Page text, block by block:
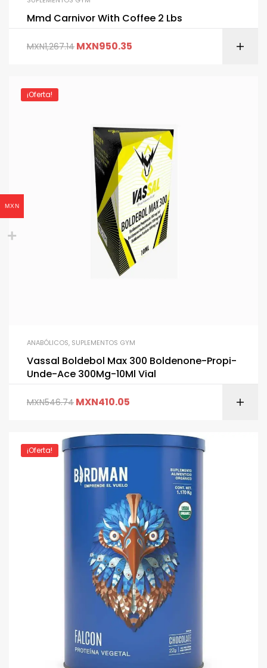
Mmd Carnivor With Coffee 2 Lbs
MXN1,267.14 MXN950.35
¡Oferta!
ANABÓLICOS, SUPLEMENTOS GYM
Vassal Boldebol Max 300 Boldenone-Propi-
Unde-Ace 300Mg-10Ml Vial
MXN546.74 MXN410.05
¡Oferta!
MXN